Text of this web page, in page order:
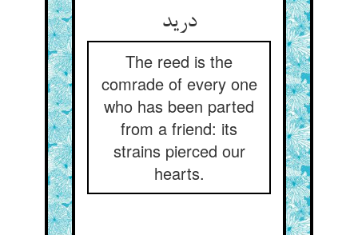
درید
The reed is the
comrade of every one
who has been parted
from a friend: its
strains pierced our
hearts.